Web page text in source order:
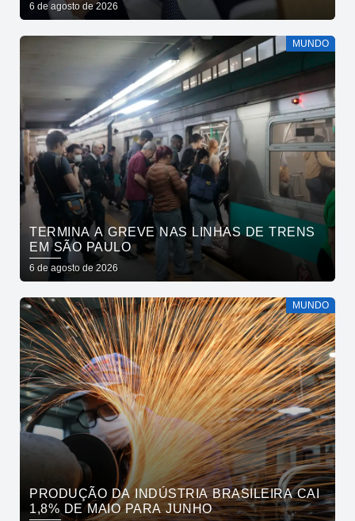
6 de agosto de 2026
MUNDO
TERMINA A GREVE NAS LINHAS DE TRENS
EM SÃO PAULO
6 de agosto de 2026
MUNDO
PRODUÇÃO DA INDÚSTRIA BRASILEIRA CAI
1,8% DE MAIO PARA JUNHO